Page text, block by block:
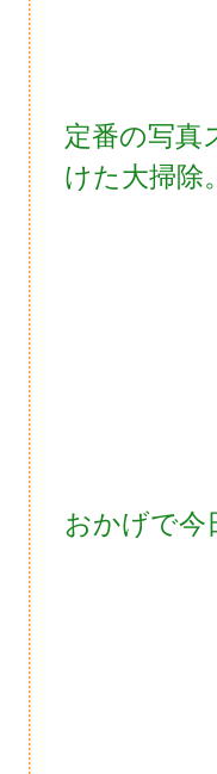
定番の写真
けた大掃除
おかげで今